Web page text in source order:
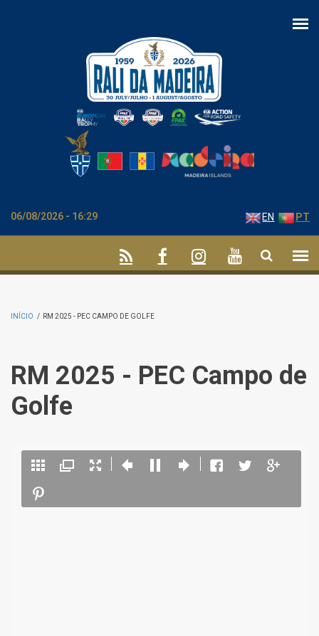
06/08/2026 - 16:29 EN PT
INÍCIO / RM 2025 - PEC CAMPO DE GOLFE
RM 2025 - PEC Campo de
Golfe